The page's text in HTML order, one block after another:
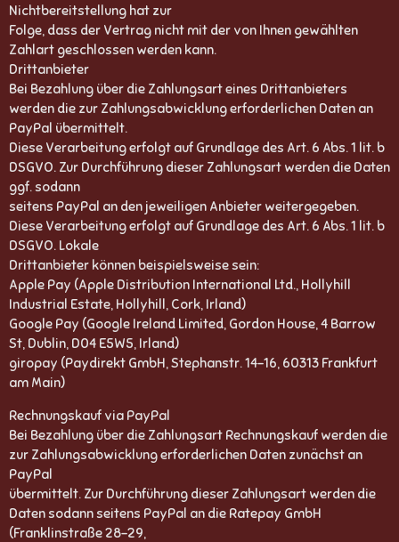
Nichtbereitstellung hat zur
Folge, dass der Vertrag nicht mit der von Ihnen gewählten
Zahlart geschlossen werden kann.
Drittanbieter
Bei Bezahlung über die Zahlungsart eines Drittanbieters
werden die zur Zahlungsabwicklung erforderlichen Daten an
PayPal übermittelt.
Diese Verarbeitung erfolgt auf Grundlage des Art. 6 Abs. 1 lit. b
DSGVO. Zur Durchführung dieser Zahlungsart werden die Daten
ggf. sodann
seitens PayPal an den jeweiligen Anbieter weitergegeben.
Diese Verarbeitung erfolgt auf Grundlage des Art. 6 Abs. 1 lit. b
DSGVO. Lokale
Drittanbieter können beispielsweise sein:
Apple Pay (Apple Distribution International Ltd., Hollyhill
Industrial Estate, Hollyhill, Cork, Irland)
Google Pay (Google Ireland Limited, Gordon House, 4 Barrow
St, Dublin, D04 E5W5, Irland)
giropay (Paydirekt GmbH, Stephanstr. 14-16, 60313 Frankfurt
am Main)
Rechnungskauf via PayPal
Bei Bezahlung über die Zahlungsart Rechnungskauf werden die
zur Zahlungsabwicklung erforderlichen Daten zunächst an
PayPal
übermittelt. Zur Durchführung dieser Zahlungsart werden die
Daten sodann seitens PayPal an die Ratepay GmbH
(Franklinstraße 28-29,